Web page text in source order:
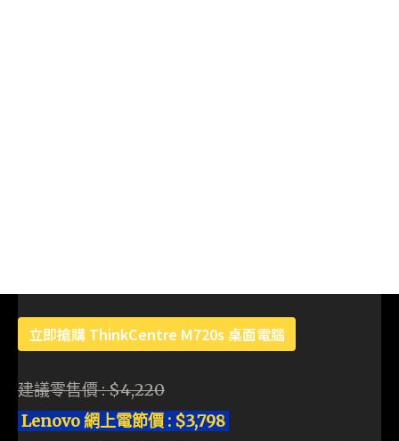
立即搶購 ThinkCentre M720s 桌面電腦
建議零售價 : $4,220
Lenovo 網上電節價 : $3,798